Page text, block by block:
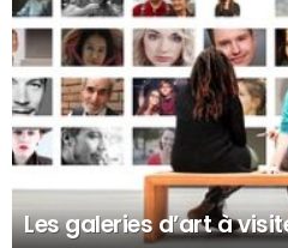
Les galeries d’art à